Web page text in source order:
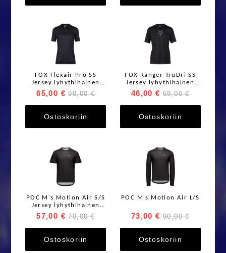
FOX Flexair Pro SS
Jersey lyhythihainen
paita
65,00 € 90,00 €
Ostoskoriin
FOX Ranger TruDri SS
Jersey lyhythihainen
paita
46,00 € 69,00 €
Ostoskoriin
POC M's Motion Air S/S
Jersey lyhythihainen
ajopaita
57,00 € 70,00 €
Ostoskoriin
POC M's Motion Air L/S
73,00 € 90,00 €
Ostoskoriin